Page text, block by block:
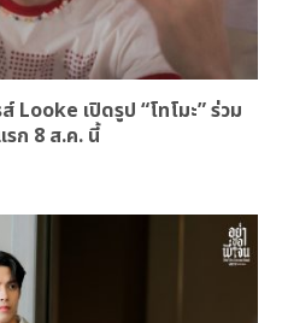
Looke เปิดรูป “โทโมะ” ร่วม
รก 8 ส.ค. นี้